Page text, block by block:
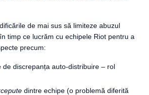
de mai sus să limiteze abuzul
timp ce lucrăm cu echipele Riot pentru a
precum:
de discrepanța auto-distribuire – rol
dintre echipe (o problemă diferită